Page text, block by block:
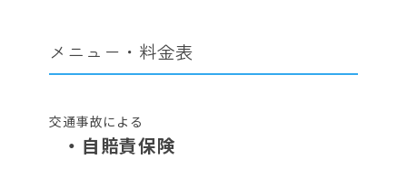
メニュー・料金表
交通事故による
・自賠責保険